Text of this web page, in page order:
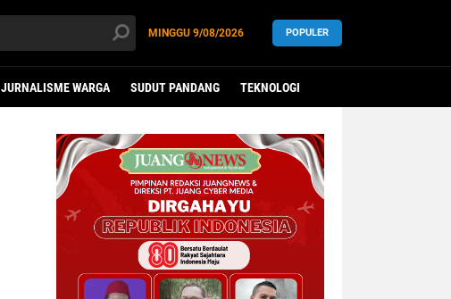
MINGGU 9/08/2026 POPULER
JURNALISME WARGA SUDUT PANDANG TEKNOLOGI